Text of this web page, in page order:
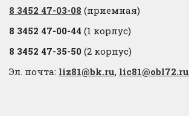
8 3452 47-03-08 (приемная)
8 3452 47-00-44 (1 корпус)
8 3452 47-35-50 (2 корпус)
Эл. почта: liz81@bk.ru, lic81@obl72.ru